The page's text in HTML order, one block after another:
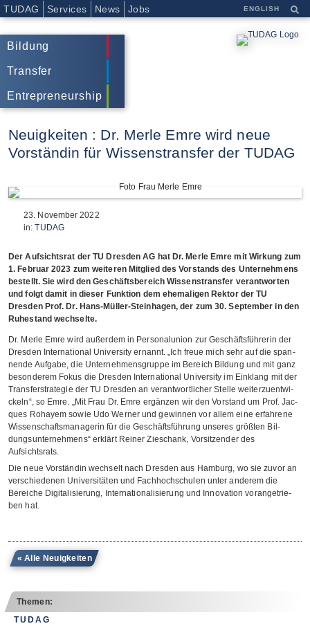
TUDAG Services News Jobs ENGLISH
Bildung
Transfer
Entrepreneurship
Neuigkeiten : Dr. Merle Emre wird neue
Vorständin für Wissenstransfer der TUDAG
23. November 2022
in: TUDAG
Der Aufsichtsrat der TU Dresden AG hat Dr. Merle Emre mit Wirkung zum
1. Februar 2023 zum weiteren Mitglied des Vorstands des Unternehmens
bestellt. Sie wird den Geschäftsbereich Wissenstransfer verantworten
und folgt damit in dieser Funktion dem ehemaligen Rektor der TU
Dresden Prof. Dr. Hans‐Müller‐Steinhagen, der zum 30. September in den
Ruhestand wechselte.
Dr. Merle Emre wird außer­dem in Per­so­nal­union zur Geschäfts­füh­re­rin der
Dres­den Inter­na­tio­nal Uni­ver­sity ernannt. „Ich freue mich sehr auf die span­
nende Auf­gabe, die Unter­neh­mens­gruppe im Bereich Bil­dung und mit ganz
beson­de­rem Fokus die Dres­den Inter­na­tio­nal Uni­ver­sity im Ein­klang mit der
Trans­fer­stra­te­gie der TU Dres­den an ver­ant­wort­li­cher Stelle wei­ter­zu­ent­wi­
ckeln“, so Emre. „Mit Frau Dr. Emre ergän­zen wir den Vor­stand um Prof. Jac­
ques Roh­ayem sowie Udo Wer­ner und gewin­nen vor allem eine erfah­rene
Wis­sen­schafts­ma­na­ge­rin für die Geschäfts­füh­rung unse­res größ­ten Bil­
dungs­un­ter­neh­mens“ erklärt Rei­ner Zie­schank, Vor­sit­zen­der des
Aufsichtsrats.
Die neue Vor­stän­din wech­selt nach Dres­den aus Ham­burg, wo sie zuvor an
ver­schie­de­nen Uni­ver­si­tä­ten und Fach­hoch­schu­len unter ande­rem die
Berei­che Digi­ta­li­sie­rung, Inter­na­tio­na­li­sie­rung und Inno­va­tion vor­an­ge­trie­
ben hat.
« Alle Neuigkeiten
Themen:
TUDAG